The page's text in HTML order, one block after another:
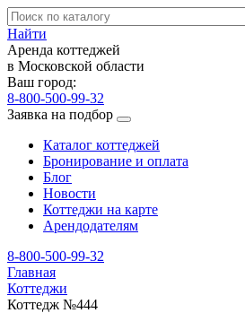
Найти
Аренда коттеджей
в Московской области
Ваш город:
8-800-500-99-32
Заявка на подбор
Каталог коттеджей
Бронирование и оплата
Блог
Новости
Коттеджи на карте
Арендодателям
8-800-500-99-32
Главная
Коттеджи
Коттедж №444